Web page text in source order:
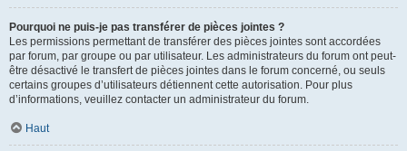
Pourquoi ne puis-je pas transférer de pièces jointes ?
Les permissions permettant de transférer des pièces jointes sont accordées
par forum, par groupe ou par utilisateur. Les administrateurs du forum ont peut-
être désactivé le transfert de pièces jointes dans le forum concerné, ou seuls
certains groupes d’utilisateurs détiennent cette autorisation. Pour plus
d’informations, veuillez contacter un administrateur du forum.
Haut